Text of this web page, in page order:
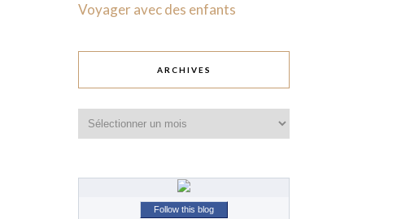
Voyager avec des enfants
ARCHIVES
Follow this blog